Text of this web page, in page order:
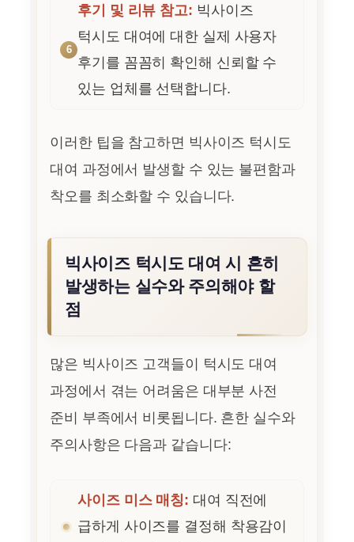
후기 및 리뷰 참고: 빅사이즈
턱시도 대여에 대한 실제 사용자
후기를 꼼꼼히 확인해 신뢰할 수
있는 업체를 선택합니다.
이러한 팁을 참고하면 빅사이즈 턱시도
대여 과정에서 발생할 수 있는 불편함과
착오를 최소화할 수 있습니다.
빅사이즈 턱시도 대여 시 흔히
발생하는 실수와 주의해야 할
점
많은 빅사이즈 고객들이 턱시도 대여
과정에서 겪는 어려움은 대부분 사전
준비 부족에서 비롯됩니다. 흔한 실수와
주의사항은 다음과 같습니다:
사이즈 미스 매칭: 대여 직전에
급하게 사이즈를 결정해 착용감이